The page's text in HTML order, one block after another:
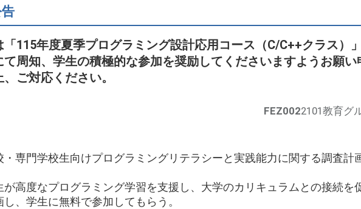
「115年度夏季プログラミング設計応用コース（C/C++クラス）
周知、学生の積極的な参加を奨励してくださいますようお願い
ご対応ください。
FEZ0022101教育グ
専門学校生向けプログラミングリテラシーと実践能力に関する調査計
高度なプログラミング学習を支援し、大学のカリキュラムとの接続を
、学生に無料で参加してもらう。